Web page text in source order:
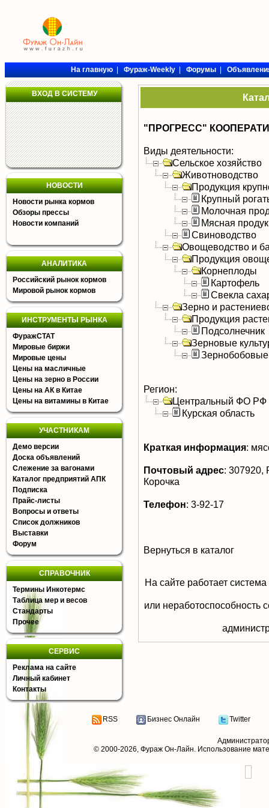
На главную|Фураж-Weekly|Форумы|
ВХОД В СИСТЕМУ
НОВОСТИ
Новости рынка кормов
Обзоры прессы
Новости компаний
АНАЛИТИКА
Российский рынок кормов
Мировой рынок кормов
ИНСТРУМЕНТЫ РЫНКА
ФуражСТАТ
Мировые биржи
Мировые цены
Цены на масличные
Цены на зерно в России
Цены на АК в Китае
Цены на витамины в Китае
УЧАСТНИКАМ
Демо версии
Доска объявлений
Слежение за вагонами
Каталог предприятий АПК
Подписка
Прайс-листы
Вопросы и ответы
Список должников
Выставки
Форум
СПРАВОЧНИК
Термины Инкотермс
Таблица мер и весов
Стандарты
Прочее
СЕРВИС
Реклама на сайте
Личный кабинет
Контакты
"ПРОГРЕСС"
Виды деятельности:
Сельское хозяйство
Животноводство
Продукция
Крупный
Молочная
Мясная
Свиноводство
Овощеводство и
Продукция
Корнеплоды
Картофель
Свекла
Зерно и
Продукция
Подсолнечник
Зерновые
Зернобобовые
Регион:
Центральный ФО РФ
Курская область
Краткая информация:
Почтовый адрес: 307920,
Корочка
Телефон: 3-92-17
Вернуться в каталог
На сайте работает
или неработоспособность
RSS Бизнес Онлайн Twitter
© 2000-2026, Фураж Он-Лайн. Использование